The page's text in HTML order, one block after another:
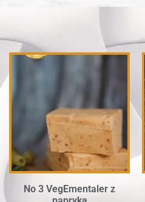
No 3 VegEmentaler z